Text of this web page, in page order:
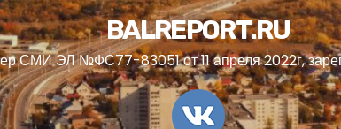
BALREPORT.RU
СМИ ЭЛ №ФС77-83051 от 11 апреля 2022г,